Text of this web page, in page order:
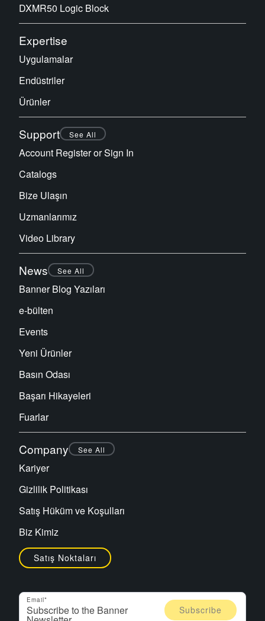
DXMR50 Logic Block
Expertise
Uygulamalar
Endüstriler
Ürünler
Support See All
Account Register or Sign In
Catalogs
Bize Ulaşın
Uzmanlarımız
Video Library
News See All
Banner Blog Yazıları
e-bülten
Events
Yeni Ürünler
Basın Odası
Başarı Hikayeleri
Fuarlar
Company See All
Kariyer
Gizlilik Politikası
Satış Hüküm ve Koşulları
Biz Kimiz
Satış Noktaları
Email